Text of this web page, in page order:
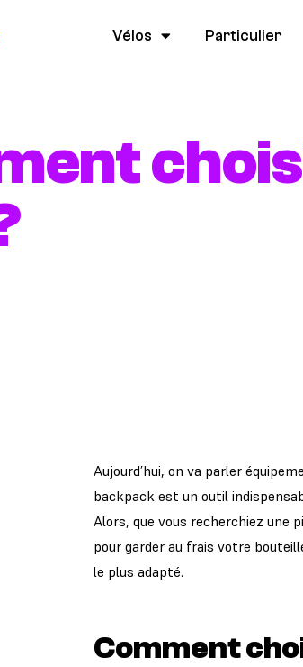
Vélos Particulier
Aujourd’hui, on va parler
backpack est un outil
Alors, que vous recherchiez une
pour garder au frais votre
le plus adapté.
Comment